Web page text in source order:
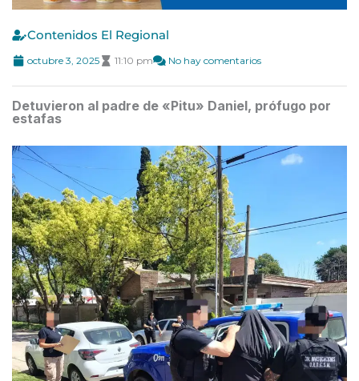
Contenidos El Regional
octubre 3, 2025 11:10 pm No hay comentarios
Detuvieron al padre de «Pitu» Daniel, prófugo por
estafas